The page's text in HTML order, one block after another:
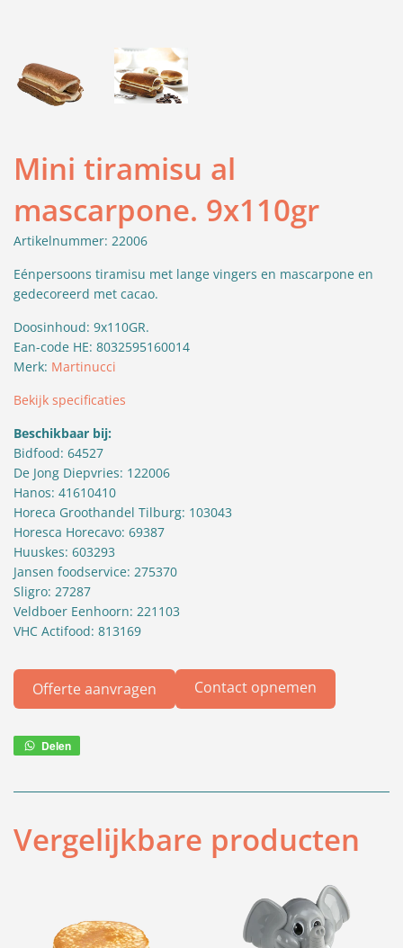
Mini tiramisu al
mascarpone. 9x110gr
Artikelnummer: 22006
Eénpersoons tiramisu met lange vingers en mascarpone en
gedecoreerd met cacao.
Doosinhoud: 9x110GR.
Ean-code HE: 8032595160014
Merk: Martinucci
Bekijk specificaties
Beschikbaar bij:
Bidfood: 64527
De Jong Diepvries: 122006
Hanos: 41610410
Horeca Groothandel Tilburg: 103043
Horesca Horecavo: 69387
Huuskes: 603293
Jansen foodservice: 275370
Sligro: 27287
Veldboer Eenhoorn: 221103
VHC Actifood: 813169
Offerte aanvragen Contact opnemen
Delen
Vergelijkbare producten